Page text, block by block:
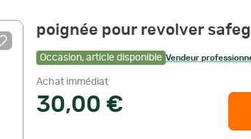
poignée pour revolver
Occasion, article disponible Vendeur
Achat immédiat
30,00 €